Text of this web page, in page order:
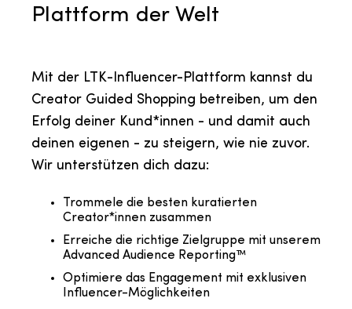
Plattform der Welt
Mit der LTK-Influencer-Plattform kannst du
Creator Guided Shopping betreiben, um den
Erfolg deiner Kund*innen - und damit auch
deinen eigenen - zu steigern, wie nie zuvor.
Wir unterstützen dich dazu:
Trommele die besten kuratierten
Creator*innen zusammen
Erreiche die richtige Zielgruppe mit unserem
Advanced Audience Reporting™
Optimiere das Engagement mit exklusiven
Influencer-Möglichkeiten